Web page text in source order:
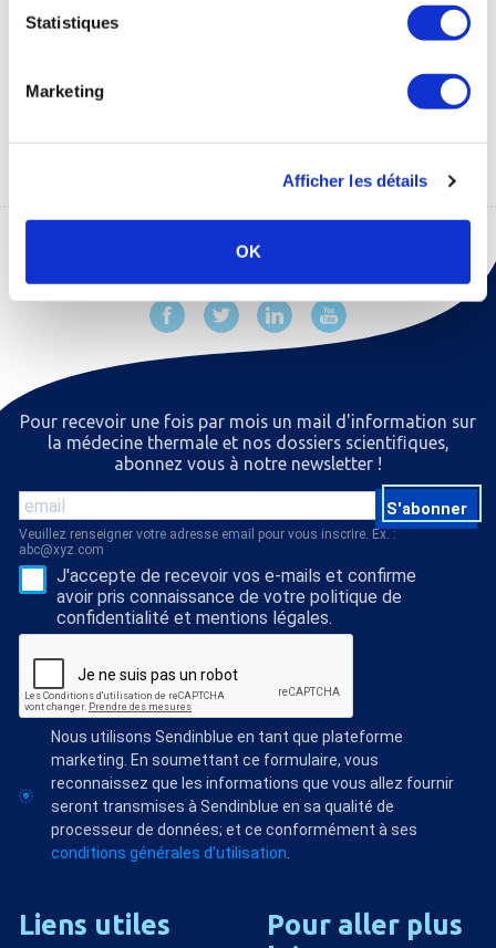
Statistiques
Marketing
Afficher les détails
OK
presse PACThe
presse "Du SMR au
930 Ko
Pour recevoir une fois par mois un mail d'information sur
la médecine thermale et nos dossiers scientiﬁques,
abonnez vous à notre newsletter !
S'abonner
Veuillez renseigner votre adresse email pour vous inscrire. Ex. :
abc@xyz.com
J'accepte de recevoir vos e-mails et confirme
avoir pris connaissance de votre politique de
confidentialité et mentions légales.
Nous utilisons Sendinblue en tant que plateforme
marketing. En soumettant ce formulaire, vous
reconnaissez que les informations que vous allez fournir
seront transmises à Sendinblue en sa qualité de
processeur de données; et ce conformément à ses
conditions générales d'utilisation.
Liens utiles Pour aller plus